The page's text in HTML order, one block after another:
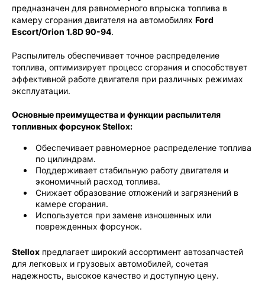
предназначен для равномерного впрыска топлива в
камеру сгорания двигателя на автомобилях Ford
Escort/Orion 1.8D 90-94.
Распылитель обеспечивает точное распределение
топлива, оптимизирует процесс сгорания и способствует
эффективной работе двигателя при различных режимах
эксплуатации.
Основные преимущества и функции распылителя
топливных форсунок Stellox:
Обеспечивает равномерное распределение топлива
по цилиндрам.
Поддерживает стабильную работу двигателя и
экономичный расход топлива.
Снижает образование отложений и загрязнений в
камере сгорания.
Используется при замене изношенных или
поврежденных форсунок.
Stellox предлагает широкий ассортимент автозапчастей
для легковых и грузовых автомобилей, сочетая
надежность, высокое качество и доступную цену.